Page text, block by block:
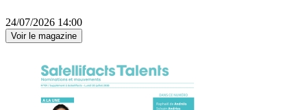
24/07/2026 14:00
Voir le magazine